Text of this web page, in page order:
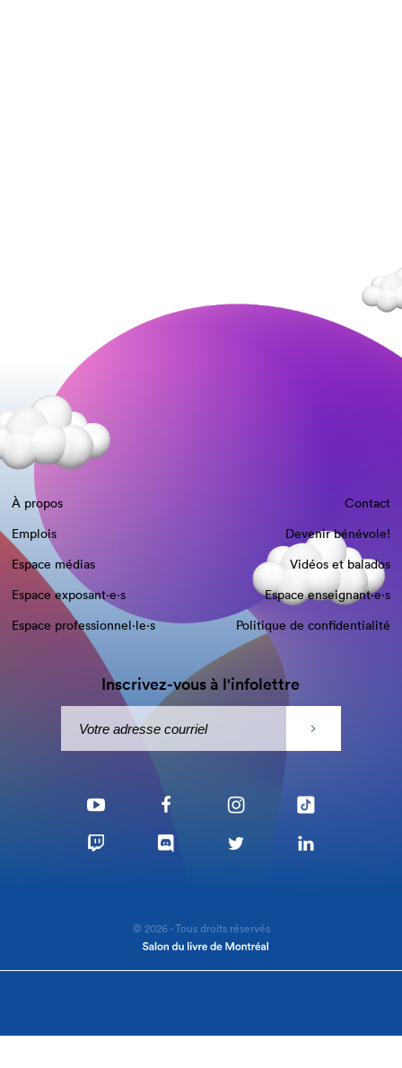
À propos
Contact
Emplois
Devenir bénévole!
Espace médias
Vidéos et balados
Espace exposant·e⋅s
Espace enseignant·e⋅s
Espace professionnel·le⋅s
Politique de confidentialité
Inscrivez-vous à l'infolettre
© 2026 - Tous droits réservés